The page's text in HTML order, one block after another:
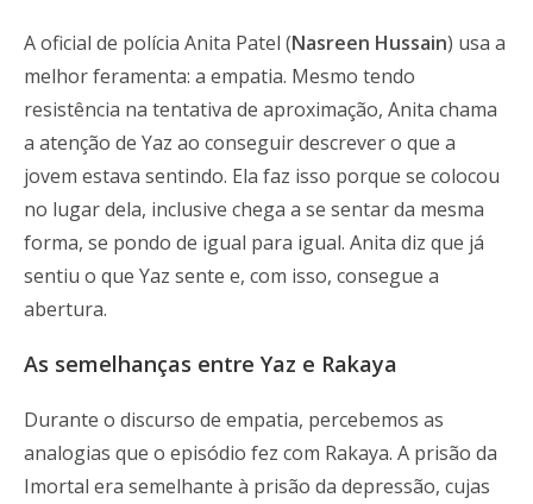
A oficial de polícia Anita Patel (Nasreen Hussain) usa a
melhor feramenta: a empatia. Mesmo tendo
resistência na tentativa de aproximação, Anita chama
a atenção de Yaz ao conseguir descrever o que a
jovem estava sentindo. Ela faz isso porque se colocou
no lugar dela, inclusive chega a se sentar da mesma
forma, se pondo de igual para igual. Anita diz que já
sentiu o que Yaz sente e, com isso, consegue a
abertura.
As semelhanças entre Yaz e Rakaya
Durante o discurso de empatia, percebemos as
analogias que o episódio fez com Rakaya. A prisão da
Imortal era semelhante à prisão da depressão, cujas